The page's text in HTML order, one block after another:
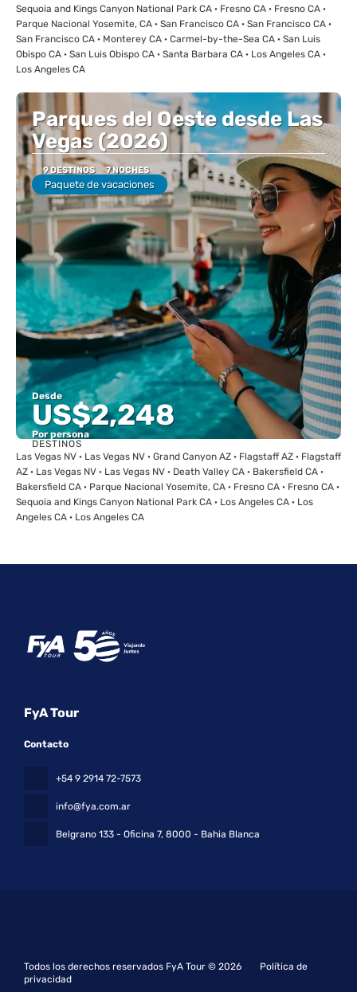
Sequoia and Kings Canyon National Park CA · Fresno CA · Fresno CA ·
Parque Nacional Yosemite, CA · San Francisco CA · San Francisco CA ·
San Francisco CA · Monterey CA · Carmel-by-the-Sea CA · San Luis
Obispo CA · San Luis Obispo CA · Santa Barbara CA · Los Angeles CA ·
Los Angeles CA
Parques del Oeste desde Las
Vegas (2026)
9 DESTINOS 7 NOCHES
Paquete de vacaciones
Desde
US$2,248
Por persona
Ver
DESTINOS
Las Vegas NV · Las Vegas NV · Grand Canyon AZ · Flagstaff AZ · Flagstaff
AZ · Las Vegas NV · Las Vegas NV · Death Valley CA · Bakersfield CA ·
Bakersfield CA · Parque Nacional Yosemite, CA · Fresno CA · Fresno CA ·
Sequoia and Kings Canyon National Park CA · Los Angeles CA · Los
Angeles CA · Los Angeles CA
FyA Tour
Contacto
+54 9 2914 72-7573
info@fya.com.ar
Belgrano 133 - Oficina 7, 8000 - Bahia Blanca
Todos los derechos reservados FyA Tour © 2026
Política de
privacidad